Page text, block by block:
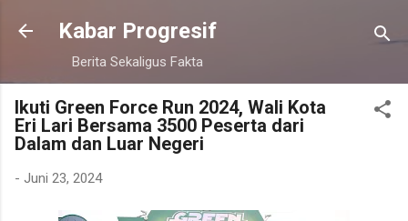
Langsung ke konten utama
Kabar Progresif
Berita Sekaligus Fakta
Ikuti Green Force Run 2024, Wali Kota
Eri Lari Bersama 3500 Peserta dari
Dalam dan Luar Negeri
- Juni 23, 2024